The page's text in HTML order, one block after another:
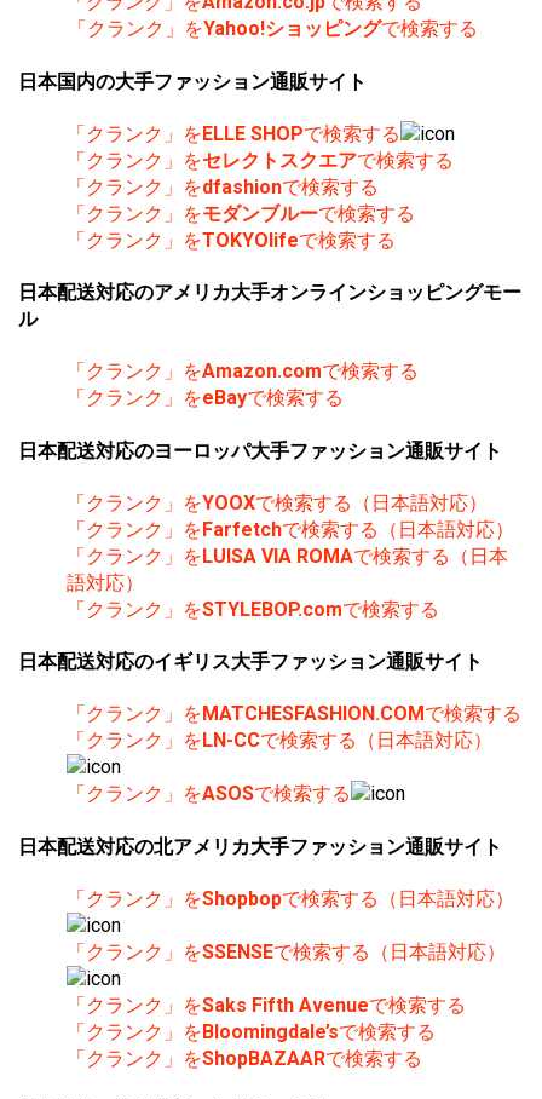
「クランク」をYahoo!ショッピングで検索する
日本国内の大手ファッション通販サイト
「クランク」をELLE SHOPで検索する
「クランク」をセレクトスクエアで検索する
「クランク」をdfashionで検索する
「クランク」をモダンブルーで検索する
「クランク」をTOKYOlifeで検索する
日本配送対応のアメリカ大手オンラインショッピングモー
ル
「クランク」をAmazon.comで検索する
「クランク」をeBayで検索する
日本配送対応のヨーロッパ大手ファッション通販サイト
「クランク」をYOOXで検索する（日本語対応）
「クランク」をFarfetchで検索する（日本語対応）
「クランク」をLUISA VIA ROMAで検索する（日本
語対応）
「クランク」をSTYLEBOP.comで検索する
日本配送対応のイギリス大手ファッション通販サイト
「クランク」を MATCHESFASHION.COM で検索する
「クランク」を LN-CCで検索する（日本語対応）
「クランク」をASOSで検索する
日本配送対応の北アメリカ大手ファッション通販サイト
「クランク」をShopbopで検索する（日本語対応）
「クランク」をSSENSEで検索する（日本語対応）
「クランク」をSaks Fifth Avenueで検索する
「クランク」をBloomingdale’sで検索する
「クランク」をShopBAZAARで検索する